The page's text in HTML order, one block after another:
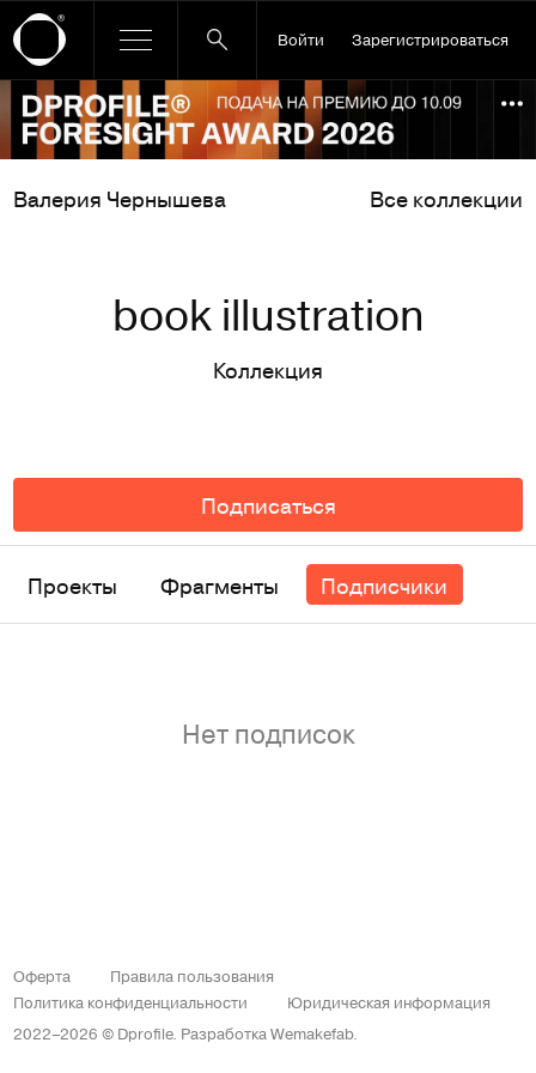
Войти Зарегистрироваться
Ссылка баннера
Валерия Чернышева Все коллекции
book illustration
Коллекция
Проекты Фрагменты Подписчики
Подписаться
Нет подписок
2022–2026 © Dprofile. РазработкаWemakefab.
Оферта
Правила пользования
Политика конфиденциальности
Юридическая информация